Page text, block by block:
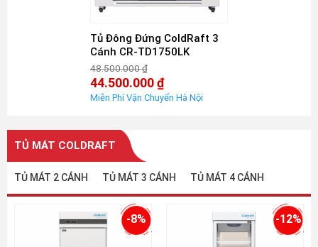
Tủ Đông Đứng ColdRaft 3
Cánh CR-TD1750LK
48.500.000₫
Giá
gốc
là:
44.500.000₫
Giá
44.500.000 ₫.
TỦ MÁT COLDRAFT
TỦ MÁT 2 CÁNH TỦ MÁT 3 CÁNH TỦ MÁT 4 CÁNH
-8% -12%